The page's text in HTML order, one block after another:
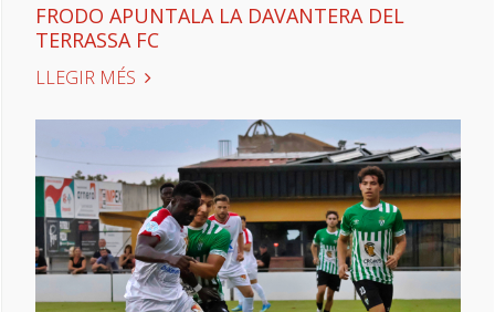
FRODO APUNTALA LA DAVANTERA DEL
TERRASSA FC
LLEGIR MÉS